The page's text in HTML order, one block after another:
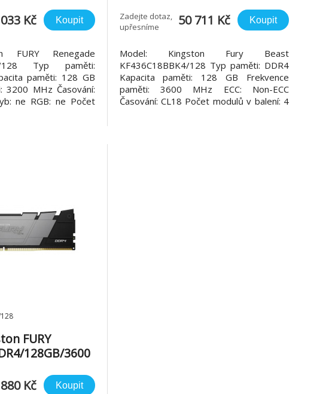
Kč Koupit
FURY Renegade
128 Typ paměti:
paměti: 128 GB
3200 MHz Časování:
ne RGB: ne Počet
Zadejte dotaz,
upřesníme
50 711 Kč Koupit
Model: Kingston Fury Beast
KF436C18BBK4/128 Typ paměti: DDR4
Kapacita paměti: 128 GB Frekvence
paměti: 3600 MHz ECC: Non-ECC
Časování: CL18 Počet modulů v balení: 4
FURY
128GB/3600
Kč Koupit